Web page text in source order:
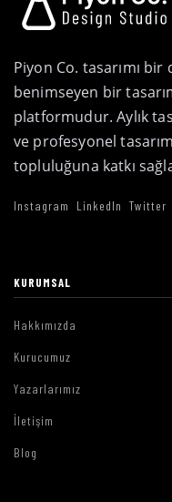
Piyon Co. tasarımı
benimseyen bir
platformudur. Aylık
ve profesyonel
topluluğuna katkı
Instagram LinkedIn Twitter
KURUMSAL
Hakkımızda
Kurucumuz
Yazarlarımız
İletişim
Blog